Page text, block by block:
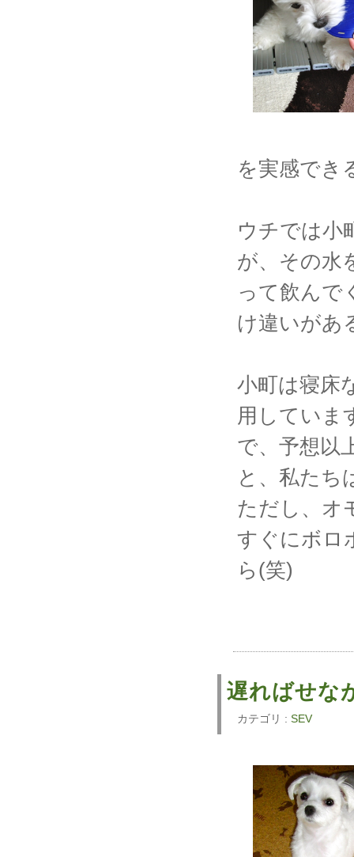
を実感でき
ウチでは小
が、その水
って飲んで
け違いがあ
小町は寝床
用していま
で、予想以
と、私たち
ただし、オ
すぐにボロ
ら(笑)
遅ればせな
カテゴリ : SEV